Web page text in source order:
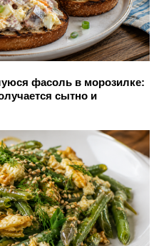
фасоль в морозилке:
сытно и